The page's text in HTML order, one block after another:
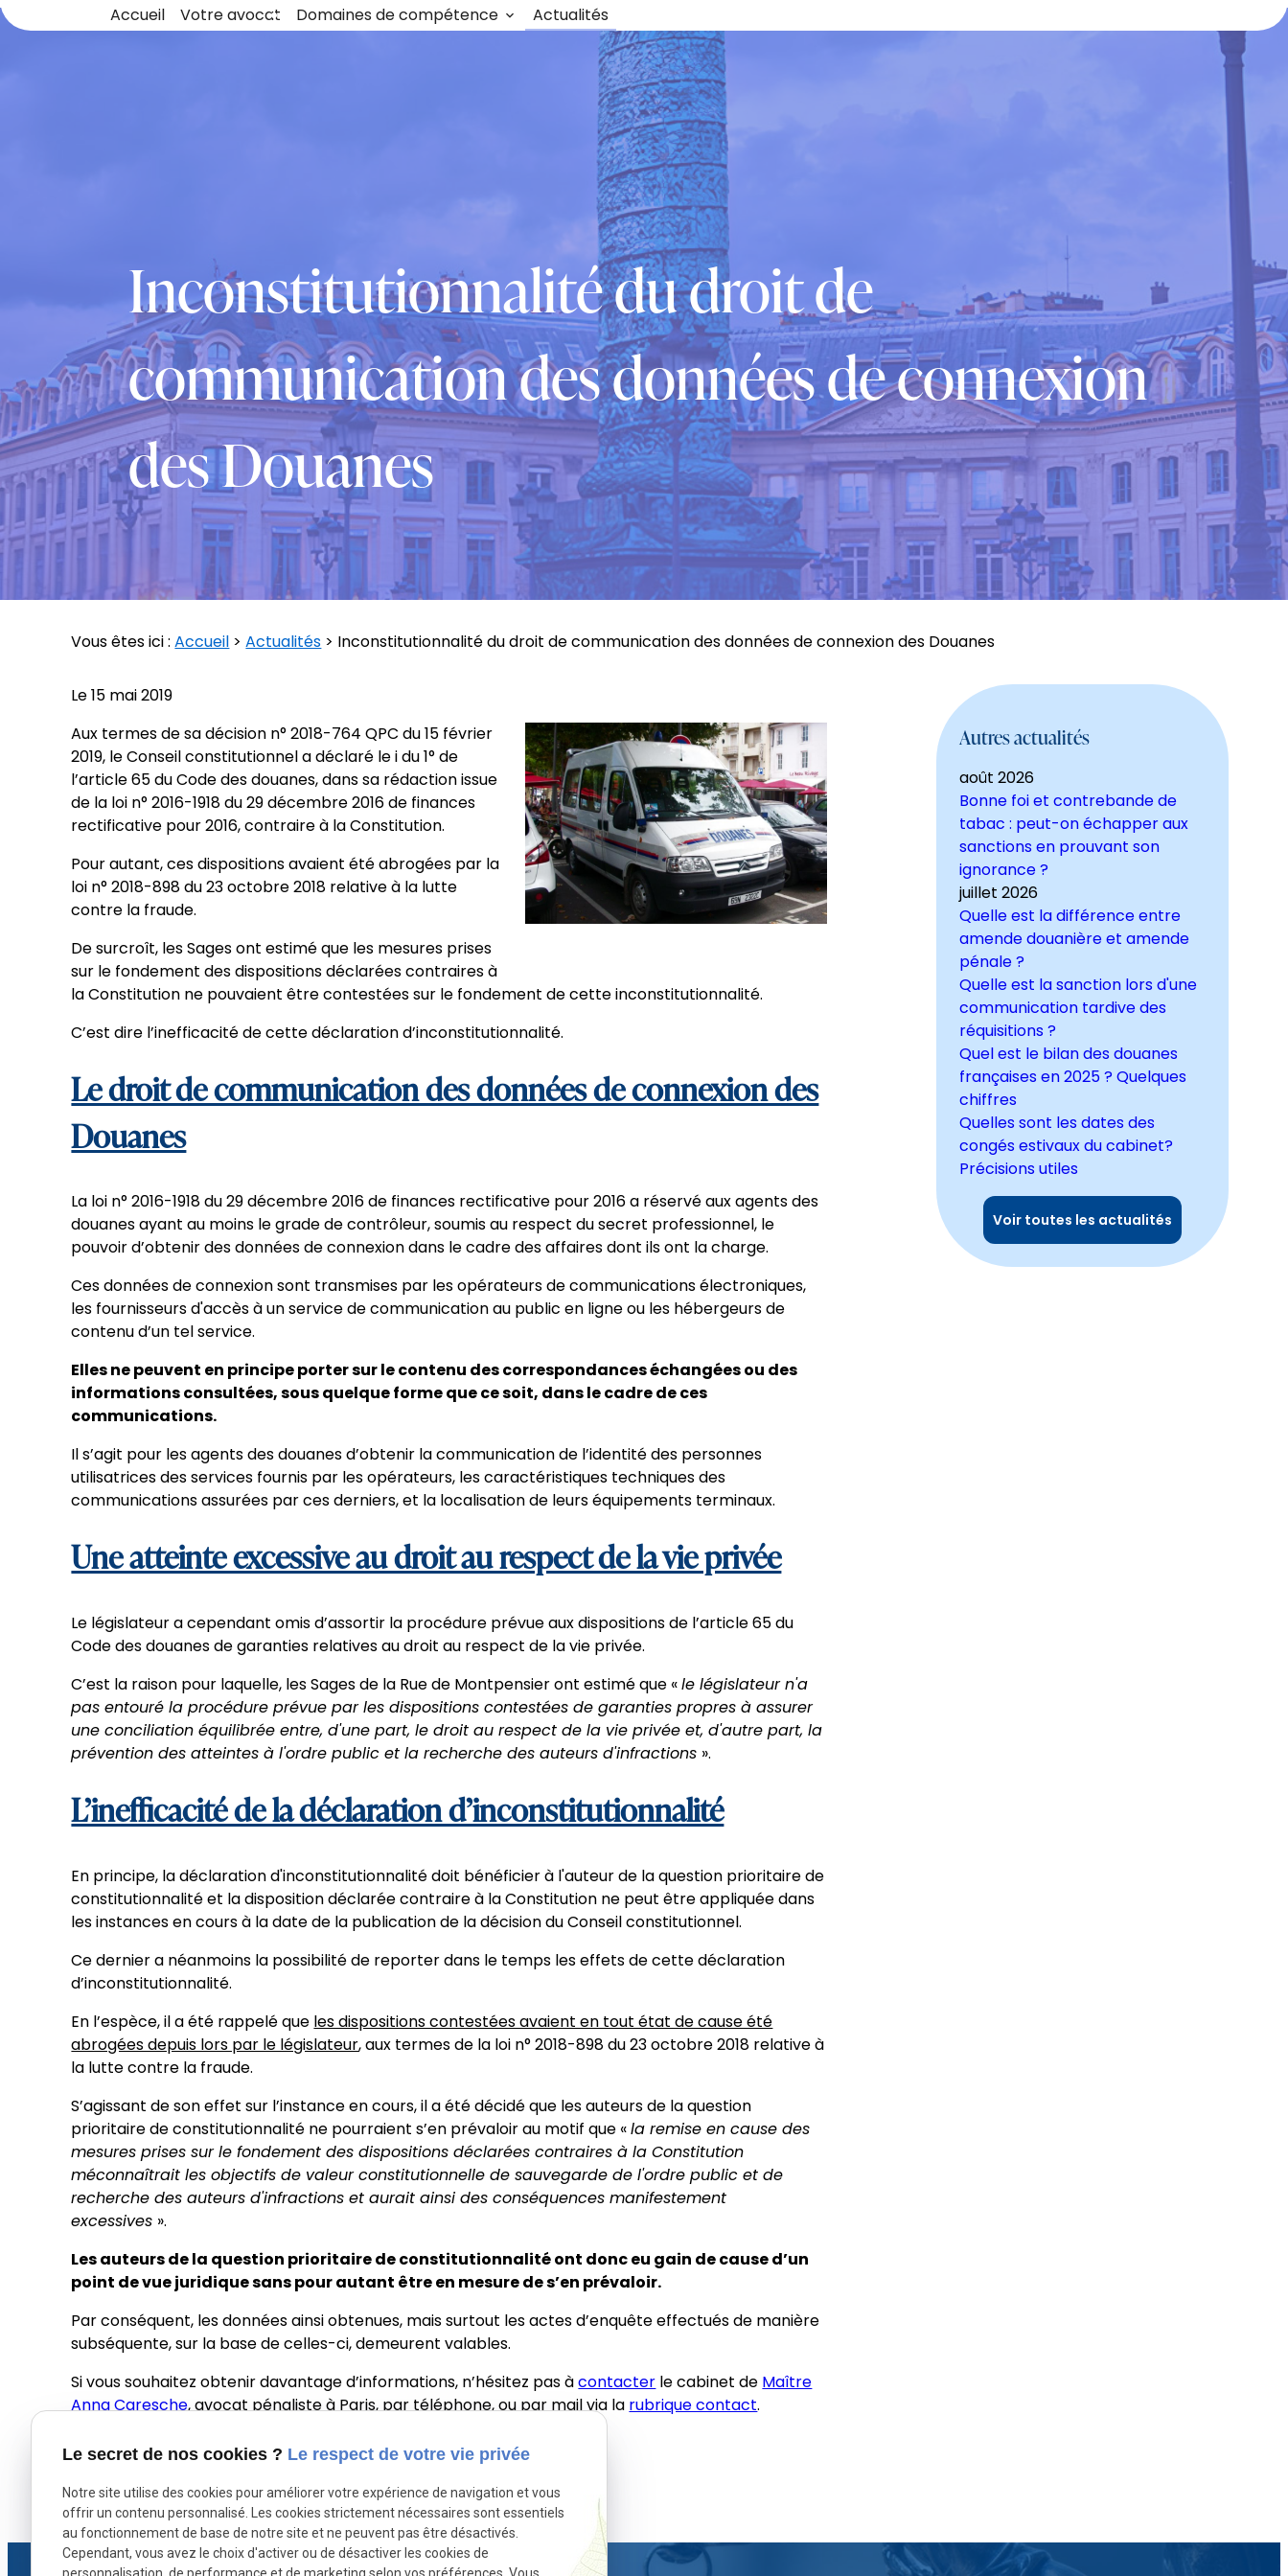
Accueil Votre avocat Domaines de compétence Actualités
Inconstitutionnalité du droit de
communication des données de connexion
des Douanes
Vous êtes ici : Accueil >Actualités > Inconstitutionnalité du droit de communication des données de connexion des Douanes
Le15 mai 2019
Aux termes de sa décision n° 2018-764 QPC du 15 février
2019, le Conseil constitutionnel a déclaré le i du 1° de
l’article 65 du Code des douanes, dans sa rédaction issue
de la loi n° 2016-1918 du 29 décembre 2016 de finances
rectificative pour 2016, contraire à la Constitution.
Pour autant, ces dispositions avaient été abrogées par la
loi n° 2018-898 du 23 octobre 2018 relative à la lutte
contre la fraude.
De surcroît, les Sages ont estimé que les mesures prises
sur le fondement des dispositions déclarées contraires à
la Constitution ne pouvaient être contestées sur le fondement de cette inconstitutionnalité.
C’est dire l’inefficacité de cette déclaration d’inconstitutionnalité.
Le droit de communication des données de connexion des
Douanes
La loi n° 2016-1918 du 29 décembre 2016 de finances rectificative pour 2016 a réservé aux agents des
douanes ayant au moins le grade de contrôleur, soumis au respect du secret professionnel, le
pouvoir d’obtenir des données de connexion dans le cadre des affaires dont ils ont la charge.
Ces données de connexion sont transmises par les opérateurs de communications électroniques,
les fournisseurs d'accès à un service de communication au public en ligne ou les hébergeurs de
contenu d’un tel service.
Elles ne peuvent en principe porter sur le contenu des correspondances échangées ou des
informations consultées, sous quelque forme que ce soit, dans le cadre de ces
communications.
Il s’agit pour les agents des douanes d’obtenir la communication de l’identité des personnes
utilisatrices des services fournis par les opérateurs, les caractéristiques techniques des
communications assurées par ces derniers, et la localisation de leurs équipements terminaux.
Une atteinte excessive au droit au respect de la vie privée
Le législateur a cependant omis d’assortir la procédure prévue aux dispositions de l’article 65 du
Code des douanes de garanties relatives au droit au respect de la vie privée.
C’est la raison pour laquelle, les Sages de la Rue de Montpensier ont estimé que «le législateur n'a
pas entouré la procédure prévue par les dispositions contestées de garanties propres à assurer
une conciliation équilibrée entre, d'une part, le droit au respect de la vie privée et, d'autre part, la
prévention des atteintes à l'ordre public et la recherche des auteurs d'infractions ».
L’inefficacité de la déclaration d’inconstitutionnalité
En principe, la déclaration d'inconstitutionnalité doit bénéficier à l'auteur de la question prioritaire de
constitutionnalité et la disposition déclarée contraire à la Constitution ne peut être appliquée dans
les instances en cours à la date de la publication de la décision du Conseil constitutionnel.
Ce dernier a néanmoins la possibilité de reporter dans le temps les effets de cette déclaration
d’inconstitutionnalité.
En l’espèce, il a été rappelé que les dispositions contestées avaient en tout état de cause été
abrogées depuis lors par le législateur, aux termes de la loi n° 2018-898 du 23 octobre 2018 relative à
la lutte contre la fraude.
S’agissant de son effet sur l’instance en cours, il a été décidé que les auteurs de la question
prioritaire de constitutionnalité ne pourraient s’en prévaloir au motif que «la remise en cause des
mesures prises sur le fondement des dispositions déclarées contraires à la Constitution
méconnaîtrait les objectifs de valeur constitutionnelle de sauvegarde de l'ordre public et de
recherche des auteurs d'infractions et aurait ainsi des conséquences manifestement
excessives ».
Les auteurs de la question prioritaire de constitutionnalité ont donc eu gain de cause d’un
point de vue juridique sans pour autant être en mesure de s’en prévaloir.
Par conséquent, les données ainsi obtenues, mais surtout les actes d’enquête effectués de manière
subséquente, sur la base de celles-ci, demeurent valables.
Si vous souhaitez obtenir davantage d’informations, n’hésitez pas àcontacter le cabinet de Maître
Anna Caresche, avocat pénaliste à Paris, par téléphone, ou par mail via la rubrique contact.
Votre avocat se fera plaisir de répondre à toutes vos questions.
X (formerly Twitter) est désactivé. Autoriser Facebook est désactivé. Autoriser
Autres actualités
août 2026
Bonne foi et contrebande de
tabac : peut-on échapper aux
sanctions en prouvant son
ignorance ?
juillet 2026
Quelle est la différence entre
amende douanière et amende
pénale ?
Quelle est la sanction lors d'une
communication tardive des
réquisitions ?
Quel est le bilan des douanes
françaises en 2025 ? Quelques
chiffres
Quelles sont les dates des
congés estivaux du cabinet?
Précisions utiles
Voir toutes les actualités
Panneau de gestion des cookies
Le secret de nos cookies ? Le respect de votre vie privée
Notre site utilise des cookies pour améliorer votre expérience de navigation et vous
offrir un contenu personnalisé. Les cookies strictement nécessaires sont essentiels
au fonctionnement de base de notre site et ne peuvent pas être désactivés.
Cependant, vous avez le choix d'activer ou de désactiver les cookies de
personnalisation, de performance et de marketing selon vos préférences. Vous